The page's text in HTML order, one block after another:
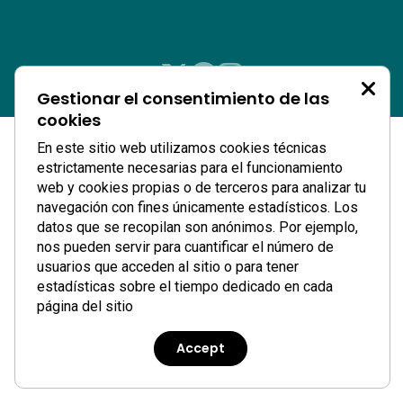
Gestionar el consentimiento de las
cookies
En este sitio web utilizamos cookies técnicas
estrictamente necesarias para el funcionamiento
web y cookies propias o de terceros para analizar tu
navegación con fines únicamente estadísticos. Los
datos que se recopilan son anónimos. Por ejemplo,
nos pueden servir para cuantificar el número de
usuarios que acceden al sitio o para tener
estadísticas sobre el tiempo dedicado en cada
página del sitio
Accept